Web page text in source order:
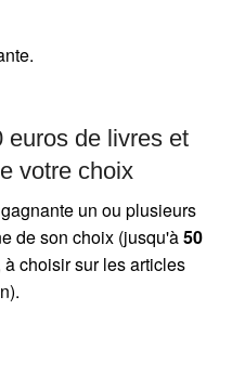
euros de livres et
votre choix
un ou plusieurs
de son choix (jusqu'à50
choisir sur les articles